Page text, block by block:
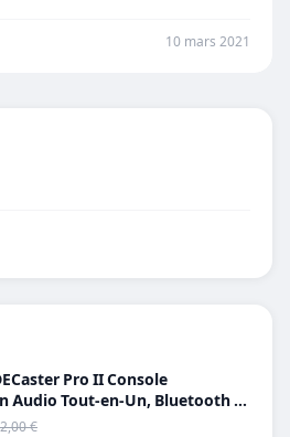
10 mars 2021
Pro II Console
Audio Tout-en-Un, Bluetooth et
C €